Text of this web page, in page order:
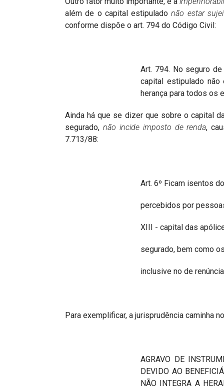
além de o capital estipuladonão estar
conforme dispõe o art. 794 do Código Civil:
Art. 794. No seguro
capital estipulado
herança para todos os
Ainda há que se dizer que sobre o capital
segurado, não incide imposto de renda,
7.713/88:
Art. 6º Ficam isentos
percebidos por
XIII - capital das
segurado, bem como
inclusive no de
Para exemplificar, a jurisprudência caminha
AGRAVO DE
DEVIDO AO
NÃO INTEGRA A